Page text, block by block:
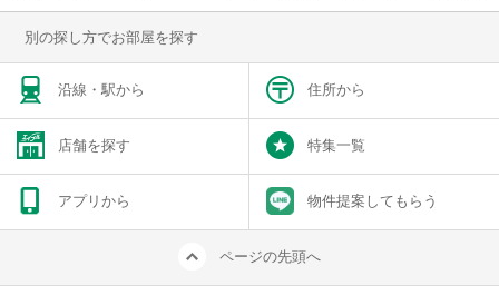
別の探し方でお部屋を探す
沿線・駅から 住所から
店舗を探す 特集一覧
アプリから 物件提案してもらう
ページの先頭へ